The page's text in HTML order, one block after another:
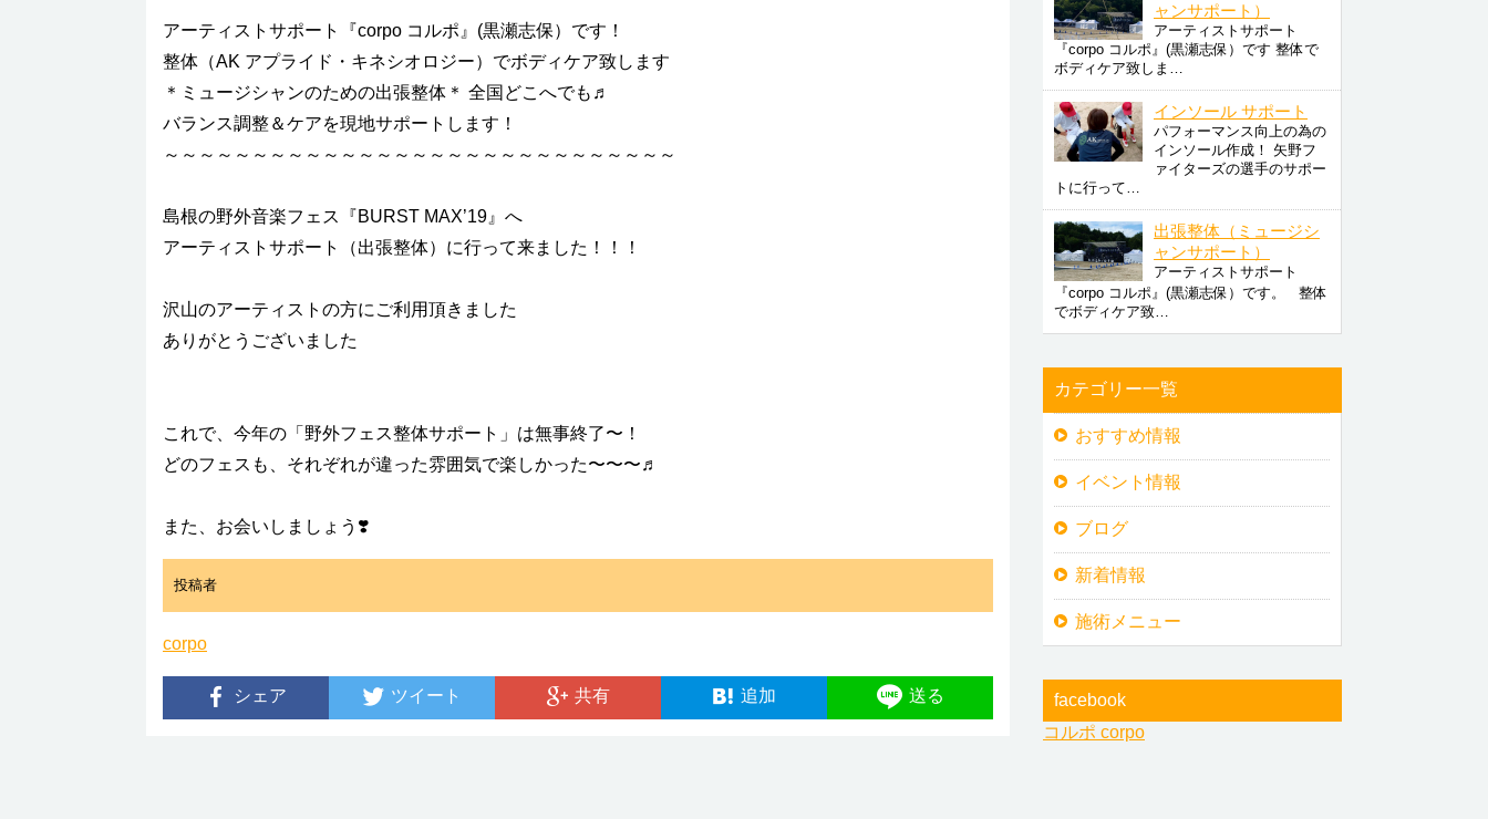
アーティストサポート『corpo コルポ』(黒瀬志保）です！
整体（AK アプライド・キネシオロジー）でボディケア致します
＊ミュージシャンのための出張整体＊ 全国どこへでも♬
バランス調整＆ケアを現地サポートします！
～～～～～～～～～～～～～～～～～～～～～～～～～～～～～
島根の野外音楽フェス『BURST MAX’19』へ
アーティストサポート（出張整体）に行って来ました！！！
沢山のアーティストの方にご利用頂きました
ありがとうございました
これで、今年の「野外フェス整体サポート」は無事終了〜！
どのフェスも、それぞれが違った雰囲気で楽しかった〜〜〜♬
また、お会いしましょう❣️
投稿者
corpo
シェア ツイート 共有 追加 送る
ャンサポート）
アーティストサポート
『corpo コルポ』(黒瀬志保）です 整体で
ボディケア致しま…
インソール サポート
パフォーマンス向上の為の
インソール作成！ 矢野フ
ァイターズの選手のサポー
トに行って…
出張整体（ミュージシ
ャンサポート）
アーティストサポート
『corpo コルポ』(黒瀬志保）です。 整体
でボディケア致…
カテゴリー一覧
おすすめ情報
イベント情報
ブログ
新着情報
施術メニュー
facebook
コルポ corpo